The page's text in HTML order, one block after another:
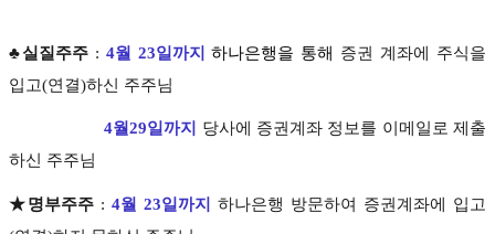
♣실질주주: 4월 23일까지 하나은행을 통해
증권 계좌에 주식을
입고(연결)하신 주주님
4월29일까지
당사에 증권계좌 정보를 이메일로 제출
하신 주주님
★명부주주 : 4월 23일까지
하나은행 방문하여 증권계좌에 입고